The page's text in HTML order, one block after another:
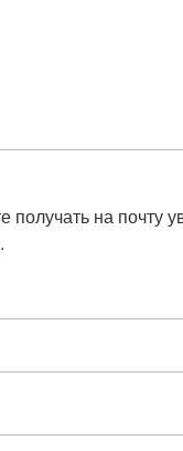
получать на почту